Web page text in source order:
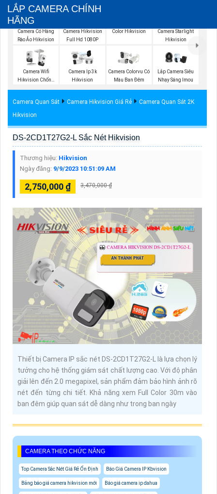
LẮP CAMERA CHÍNH
HÃNG
Camera Có Hàng
Rào Ảo Hikvision
Camera Hikvision
Full Hd 1080P
Color Hikvision
Camera Starlight
Hikvision
Camera Wifi
Hikvision Chống
Camera Ip 3k
Hikvision
Camera Colorvu Có
Màu Ban Đêm
Lắp Camera Siêu
Nhạy Sáng Imou
Camera Quan Sát Camera Hikvision Giá Rẻ
Camera Quan Sát 2K
Hikvision
DS-2CD1T27G2-L Sắc Nét Hikvision
Thương hiệu: Hikvision
Ngày đăng: 9/9/2023 10:51:09 AM
2,750,000 ₫ 3,470,000 ₫
Thiết bị Camera IP sắc nét DS-2CD1T27G2-L là lựa chọn lý
tưởng cho hệ thống giám sát chất lượng cao. Với độ phân
giải lên đến 2.0 megapixel, sản phẩm đảm bảo hình ảnh rõ
nét đến từng chi tiết. Khả năng xem Full Color 30m vào
ban đêm giúp quan sát dễ dàng như trong ban ngày
CAMERA THEO CHỨC NĂNG
Top Camera Sắc Nét Giá Rẻ Ổn Định Báo Giá Camera IP Kbvision
Bảng báo giá camera hikvision mới Báo giá camera ip dahua